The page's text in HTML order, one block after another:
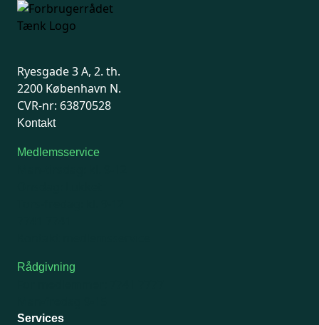
Ryesgade 3 A, 2. th.
2200 København N.
CVR-nr: 63870528
Kontakt
Medlemsservice
Rådgivning
Services